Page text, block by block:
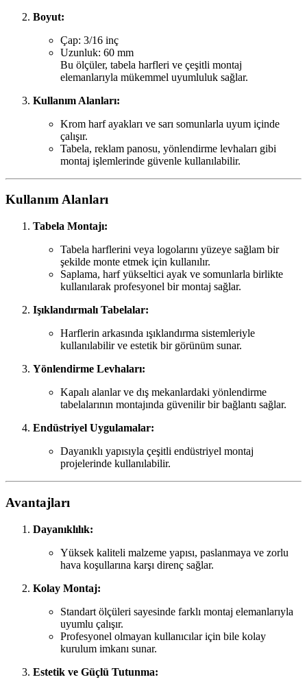
Boyut:
Çap: 3/16 inç
Uzunluk: 60 mm
Bu ölçüler, tabela harfleri ve çeşitli montaj
elemanlarıyla mükemmel uyumluluk sağlar.
Kullanım Alanları:
Krom harf ayakları ve sarı somunlarla uyum içinde
çalışır.
Tabela, reklam panosu, yönlendirme levhaları gibi
montaj işlemlerinde güvenle kullanılabilir.
Kullanım Alanları
Tabela Montajı:
Tabela harflerini veya logolarını yüzeye sağlam bir
şekilde monte etmek için kullanılır.
Saplama, harf yükseltici ayak ve somunlarla birlikte
kullanılarak profesyonel bir montaj sağlar.
Işıklandırmalı Tabelalar:
Harflerin arkasında ışıklandırma sistemleriyle
kullanılabilir ve estetik bir görünüm sunar.
Yönlendirme Levhaları:
Kapalı alanlar ve dış mekanlardaki yönlendirme
tabelalarının montajında güvenilir bir bağlantı sağlar.
Endüstriyel Uygulamalar:
Dayanıklı yapısıyla çeşitli endüstriyel montaj
projelerinde kullanılabilir.
Avantajları
Dayanıklılık:
Yüksek kaliteli malzeme yapısı, paslanmaya ve zorlu
hava koşullarına karşı direnç sağlar.
Kolay Montaj:
Standart ölçüleri sayesinde farklı montaj elemanlarıyla
uyumlu çalışır.
Profesyonel olmayan kullanıcılar için bile kolay
kurulum imkanı sunar.
Estetik ve Güçlü Tutunma: